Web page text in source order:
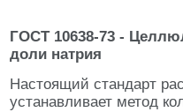
ГОСТ 10638-73 -
доли натрия
Настоящий стандарт
устанавливает метод